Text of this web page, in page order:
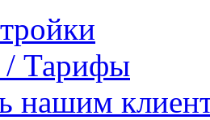
/ Тарифы
нашим